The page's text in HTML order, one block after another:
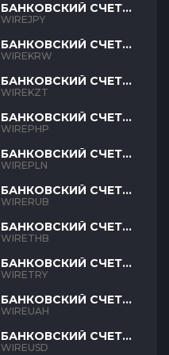
БАНКОВСКИЙ СЧЕТ
JPY
WIREJPY
БАНКОВСКИЙ СЧЕТ
KRW
WIREKRW
БАНКОВСКИЙ СЧЕТ
KZT
WIREKZT
БАНКОВСКИЙ СЧЕТ
PHP
WIREPHP
БАНКОВСКИЙ СЧЕТ
PLN
WIREPLN
БАНКОВСКИЙ СЧЕТ
RUB
WIRERUB
БАНКОВСКИЙ СЧЕТ
THB
WIRETHB
БАНКОВСКИЙ СЧЕТ
TRY
WIRETRY
БАНКОВСКИЙ СЧЕТ
UAH
WIREUAH
БАНКОВСКИЙ СЧЕТ
USD
WIREUSD